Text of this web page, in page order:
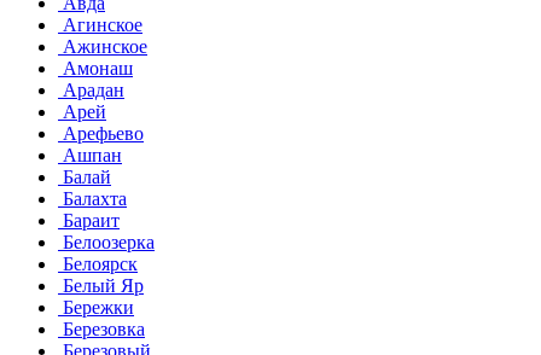
Агинское
Ажинское
Амонаш
Арадан
Арей
Арефьево
Ашпан
Балай
Балахта
Бараит
Белоозерка
Белоярск
Белый Яр
Бережки
Березовка
Березовый